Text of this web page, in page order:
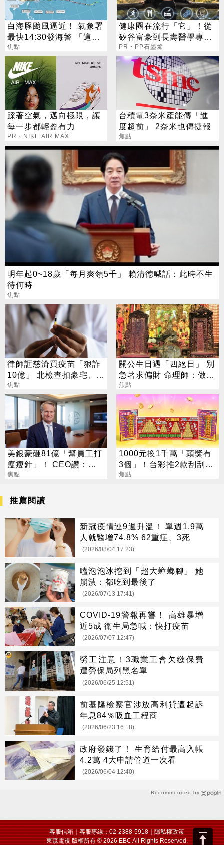
白海豚颱風逼近！ 氣象署
最快14:30發海警 「這
天」風雨最猛烈
焦點
健康圈在流行「它」！從
矽谷富豪到長壽醫學專家
都在研究!
PR・PP石墨烯
踩著空氣，邁向極限，讓
每一步都輕盈有力
PR・NIKE AIR MAX
台積電3奈米產能傳「進
度超前」 2奈米也傳捷報
焦點
明年起0~18歲「每月爽領5千」 賴清德喊話：此時不生
待何時
焦點
律師誆慈濟買疫苗「狠詐
10億」 北檢查扣豪宅、搜
出158公斤黃金
焦點
關公生日遇「四絕日」 別
急著求偏財 命理師：做1
事更有效
焦點
美銀豪砸81億「幫員工打
瘦瘦針」！ CEO讚：一
項值得的投資
焦點
1000元換1千萬「頭獎有
3個」！台彩推2款刮刮樂
總獎金逾33億
焦點
Recommended by
推薦閱讀
新冠疫情連9週升溫！ 單週1.9萬
人就醫增74.8% 62重症、3死
(2026/08/04 17:23)
嗑泡泡冰挖到「超大蟑螂腳」 她
崩潰：都吃到最後了
(2026/07/13 17:41)
COVID-19警報再響！ 高雄暴增
近5成 衛生局急喊：快打疫苗
(2026/07/07 12:47)
勞工注意！3職業工會欠繳保費
遭勞保局列黑名單
(2026/06/25 12:51)
前基隆檢察官涉放高利貸遭起訴
年息84％吸血工程商
(2026/06/23 16:18)
政府發錢了！ 生育給付最高入帳
4.2萬 4大申請管道一次看
(2026/06/04 12:40)
客服信箱｜客服專線：02-2388-5918｜隱私權政策
東森電視 版權所有 © 2026 EBC All Rights Reserved.